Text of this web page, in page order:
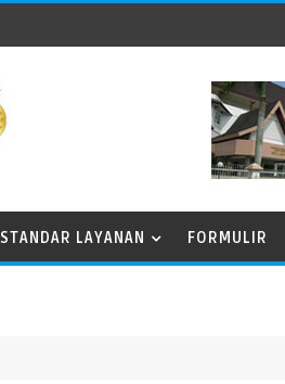
STANDAR LAYANAN FORMULIR